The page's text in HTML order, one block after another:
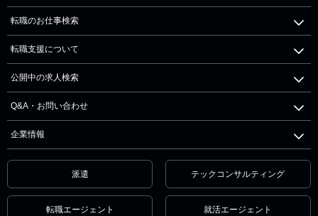
転職のお仕事検索
転職支援について
公開中の求人検索
Q&A・お問い合わせ
企業情報
派遣 テックコンサルティング
転職エージェント 就活エージェント